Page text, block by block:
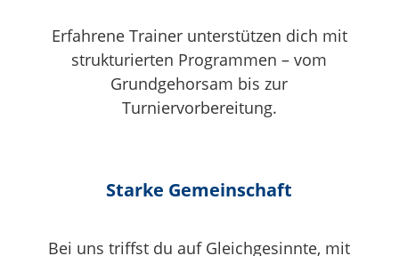
Erfahrene Trainer unterstützen dich mit
strukturierten Programmen – vom
Grundgehorsam bis zur
Turniervorbereitung.
Starke Gemeinschaft
Bei uns triffst du auf Gleichgesinnte, mit